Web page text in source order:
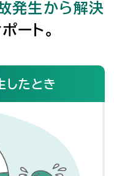
発生から解決
ート。
したとき